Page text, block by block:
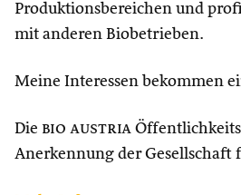
Produktionsbereichen und
mit anderen Biobetrieben.
Meine Interessen bekommen
Die bio austria
Anerkennung der Gesellschaft